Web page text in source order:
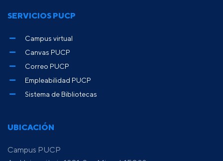
UBICACIÓN
Campus PUCP
SERVICIOS PUCP
Campus virtual
Canvas PUCP
Correo PUCP
Empleabilidad PUCP
Sistema de Bibliotecas